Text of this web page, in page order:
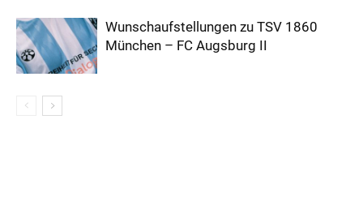
Wunschaufstellungen zu TSV 1860
München – FC Augsburg II